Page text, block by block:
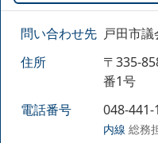
問い合わせ先 戸田市
住所
〒335-
番1号
電話番号
048-441-
内線 総務